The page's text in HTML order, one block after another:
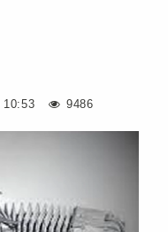
9486